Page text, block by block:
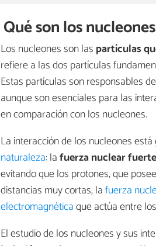
Qué son los nucleones
Los nucleones son las partículas
refiere a las dos partículas
Estas partículas son responsables
aunque son esenciales para las
en comparación con los nucleones.
La interacción de los nucleones
naturaleza: lafuerza nuclear fuerte
evitando que los protones, que
distancias muy cortas, lafuerza
electromagnéticaque actúa entre
El estudio de los nucleones y sus